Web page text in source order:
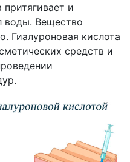
и
воды. Вещество
Гиалуроновая кислота
средств и